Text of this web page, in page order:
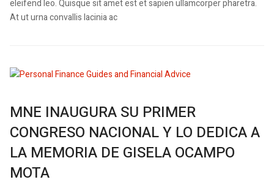
eleifend leo. Quisque sit amet est et sapien ullamcorper pharetra.
At ut urna convallis lacinia ac
MNE INAUGURA SU PRIMER
CONGRESO NACIONAL Y LO DEDICA A
LA MEMORIA DE GISELA OCAMPO
MOTA